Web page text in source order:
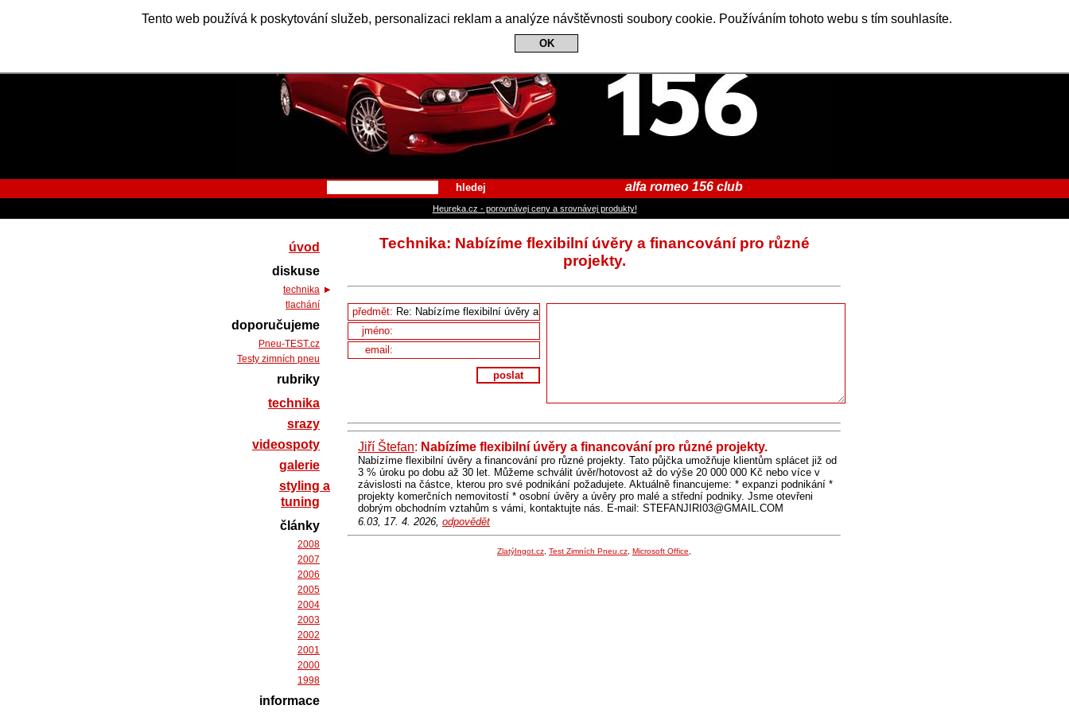
Tento web používá k poskytování služeb, personalizaci reklam a analýze návštěvnosti soubory cookie. Používáním tohoto webu s tím souhlasíte.
OK
Alfa Romeo 156 Club
hledej alfa romeo 156 club
Heureka.cz - porovnávej ceny a srovnávej produkty!
Technika: Nabízíme flexibilní úvěry a financování pro různé
projekty.
předmět:
jméno:
email:
poslat
Jiří Štefan: Nabízíme flexibilní úvěry a financování pro různé projekty.
Nabízíme flexibilní úvěry a financování pro různé projekty. Tato půjčka umožňuje klientům splácet již od
3 % úroku po dobu až 30 let. Můžeme schválit úvěr/hotovost až do výše 20 000 000 Kč nebo více v
závislosti na částce, kterou pro své podnikání požadujete. Aktuálně financujeme: * expanzi podnikání *
projekty komerčních nemovitostí * osobní úvěry a úvěry pro malé a střední podniky. Jsme otevřeni
dobrým obchodním vztahům s vámi, kontaktujte nás. E-mail: STEFANJIRI03@GMAIL.COM
6.03, 17. 4. 2026, odpovědět
ZlatýIngot.cz Test Zimních Pneu.cz Microsoft Office
úvod
diskuse
technika
tlachání
doporučujeme
Pneu-TEST.cz
Testy zimních pneu
rubriky
technika
srazy
videospoty
galerie
styling a
tuning
články
2008
2007
2006
2005
2004
2003
2002
2001
2000
1998
informace